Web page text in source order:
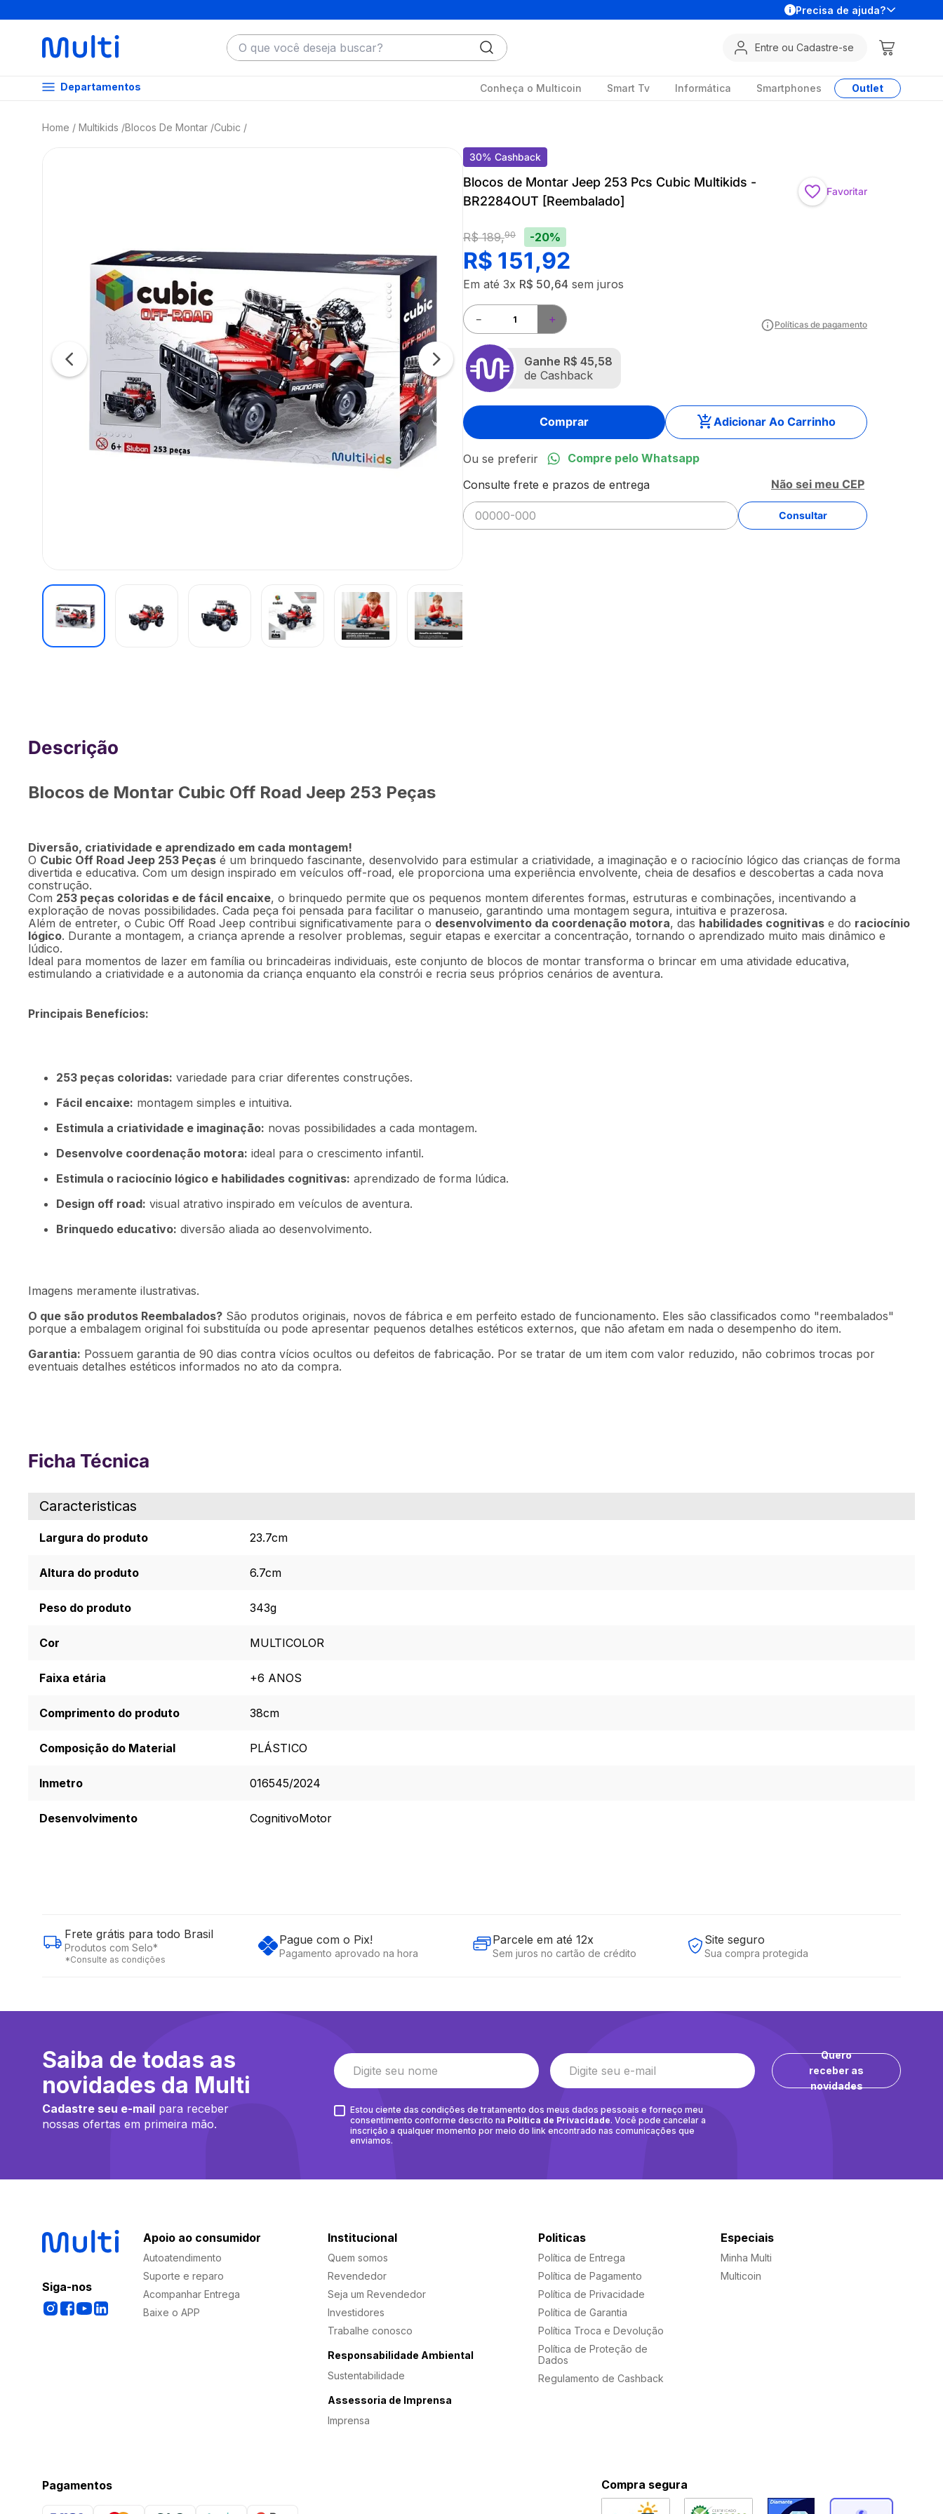
Precisa de ajuda?
O que você deseja buscar?
Entre ou Cadastre-se
Departamentos Conheça o Multicoin Smart Tv Informática Smartphones Outlet
Multikids Blocos De Montar Cubic
30% Cashback
Blocos de Montar Jeep 253 Pcs Cubic Multikids -
BR2284OUT [Reembalado]
Favoritar
R$ 189,90 -20%
R$ 151,92
Em até 3x R$ 50,64 sem juros
＋
－ Políticas de pagamento
Ganhe R$ 45,58
de Cashback
Comprar Adicionar Ao Carrinho
Compre pelo Whatsapp
Não sei meu CEP
BR2284OUT [Reembalado]
Descrição
Blocos de Montar Cubic Off Road Jeep 253 Peças
Diversão, criatividade e aprendizado em cada montagem!
O Cubic Off Road Jeep 253 Peças é um brinquedo fascinante, desenvolvido para estimular a criatividade, a imaginação e o raciocínio lógico das crianças de forma
divertida e educativa. Com um design inspirado em veículos off-road, ele proporciona uma experiência envolvente, cheia de desafios e descobertas a cada nova
construção.
Com 253 peças coloridas e de fácil encaixe, o brinquedo permite que os pequenos montem diferentes formas, estruturas e combinações, incentivando a
exploração de novas possibilidades. Cada peça foi pensada para facilitar o manuseio, garantindo uma montagem segura, intuitiva e prazerosa.
Além de entreter, o Cubic Off Road Jeep contribui significativamente para o desenvolvimento da coordenação motora, das habilidades cognitivas e do raciocínio
lógico. Durante a montagem, a criança aprende a resolver problemas, seguir etapas e exercitar a concentração, tornando o aprendizado muito mais dinâmico e
lúdico.
Ideal para momentos de lazer em família ou brincadeiras individuais, este conjunto de blocos de montar transforma o brincar em uma atividade educativa,
estimulando a criatividade e a autonomia da criança enquanto ela constrói e recria seus próprios cenários de aventura.
Principais Benefícios:
253 peças coloridas: variedade para criar diferentes construções.
Fácil encaixe: montagem simples e intuitiva.
Estimula a criatividade e imaginação: novas possibilidades a cada montagem.
Desenvolve coordenação motora: ideal para o crescimento infantil.
Estimula o raciocínio lógico e habilidades cognitivas: aprendizado de forma lúdica.
Design off road: visual atrativo inspirado em veículos de aventura.
Brinquedo educativo: diversão aliada ao desenvolvimento.
Imagens meramente ilustrativas.
O que são produtos Reembalados? São produtos originais, novos de fábrica e em perfeito estado de funcionamento. Eles são classificados como "reembalados"
porque a embalagem original foi substituída ou pode apresentar pequenos detalhes estéticos externos, que não afetam em nada o desempenho do item.
Garantia: Possuem garantia de 90 dias contra vícios ocultos ou defeitos de fabricação. Por se tratar de um item com valor reduzido, não cobrimos trocas por
eventuais detalhes estéticos informados no ato da compra.
Ficha Técnica
Caracteristicas
Largura do produto 23.7cm
Altura do produto 6.7cm
Peso do produto 343g
Cor MULTICOLOR
Faixa etária +6 ANOS
Comprimento do produto 38cm
Composição do Material PLÁSTICO
Inmetro 016545/2024
Desenvolvimento CognitivoMotor
Frete grátis para todo Brasil
Produtos com Selo*
*Consulte as condições
Pague com o Pix!
Pagamento aprovado na hora
Parcele em até 12x
Sem juros no cartão de crédito
Site seguro
Sua compra protegida
Saiba de todas as
novidades da Multi
Cadastre seu e-mail para receber
nossas ofertas em primeira mão.
Quero
receber as
novidades
Estou ciente das condições de tratamento dos meus dados pessoais e forneço meu
consentimento conforme descrito na Política de Privacidade. Você pode cancelar a
inscrição a qualquer momento por meio do link encontrado nas comunicações que
enviamos.
Siga-nos
Apoio ao consumidor
Autoatendimento
Suporte e reparo
Acompanhar Entrega
Baixe o APP
Institucional
Quem somos
Revendedor
Seja um Revendedor
Investidores
Trabalhe conosco
Responsabilidade Ambiental
Sustentabilidade
Assessoria de Imprensa
Imprensa
Politicas
Política de Entrega
Política de Pagamento
Política de Privacidade
Política de Garantia
Política Troca e Devolução
Política de Proteção de
Dados
Regulamento de Cashback
Especiais
Minha Multi
Multicoin
Pagamentos Compra segura